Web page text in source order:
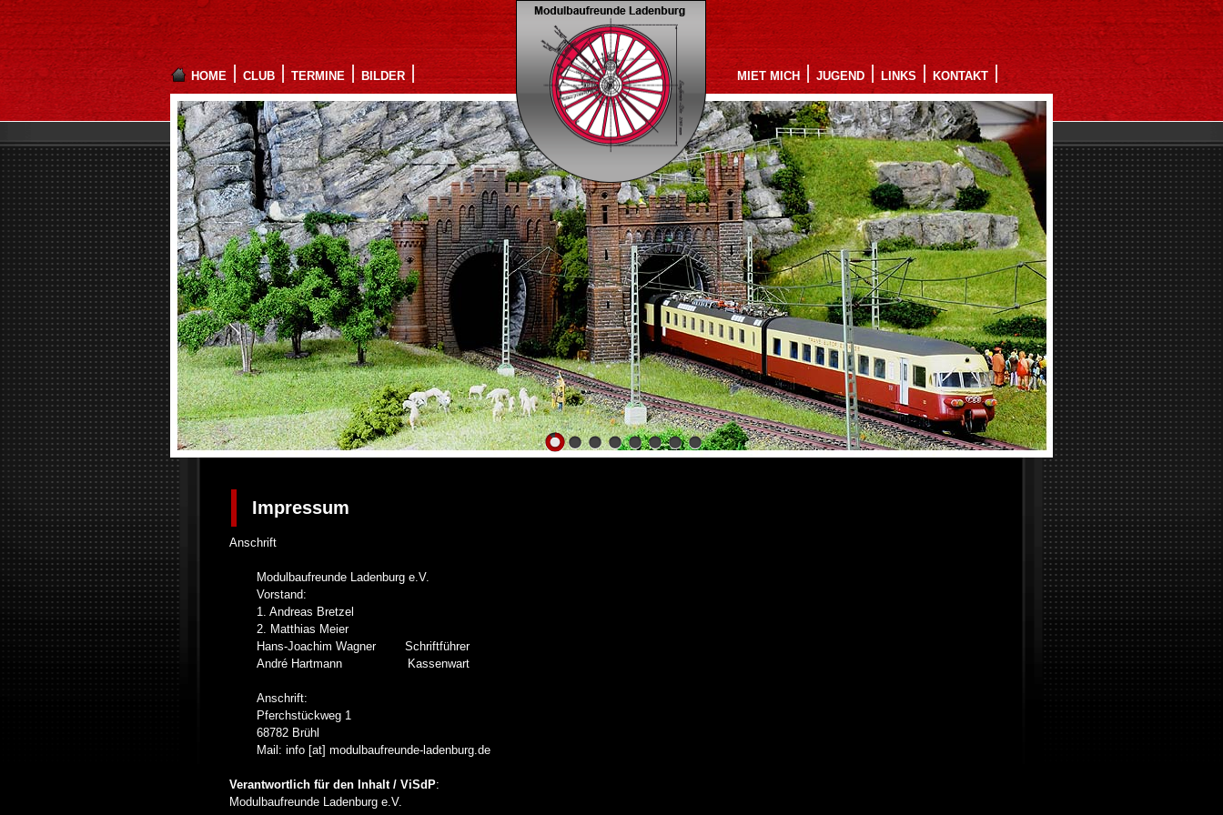
HOME CLUB TERMINE BILDER MIET MICH JUGEND LINKS KONTAKT
{MEDIANAME}
Impressum
Anschrift
Modulbaufreunde Ladenburg e.V.
Vorstand:
1. Andreas Bretzel
2. Matthias Meier
Hans-Joachim Wagner Schriftführer
André Hartmann Kassenwart
Anschrift:
Pferchstückweg 1
68782 Brühl
Mail: info [at] modulbaufreunde-ladenburg.de
Verantwortlich für den Inhalt / ViSdP:
Modulbaufreunde Ladenburg e.V.